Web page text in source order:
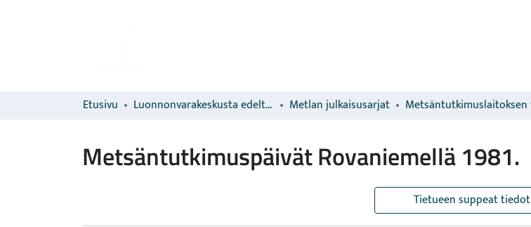
Etusivu Luonnonvarakeskusta edeltävien organisaatioiden sarjat Metlan julkaisusarjat
Metsäntutkimuspäivät Rovaniemellä 1981.
Tietueen suppeat tiedot